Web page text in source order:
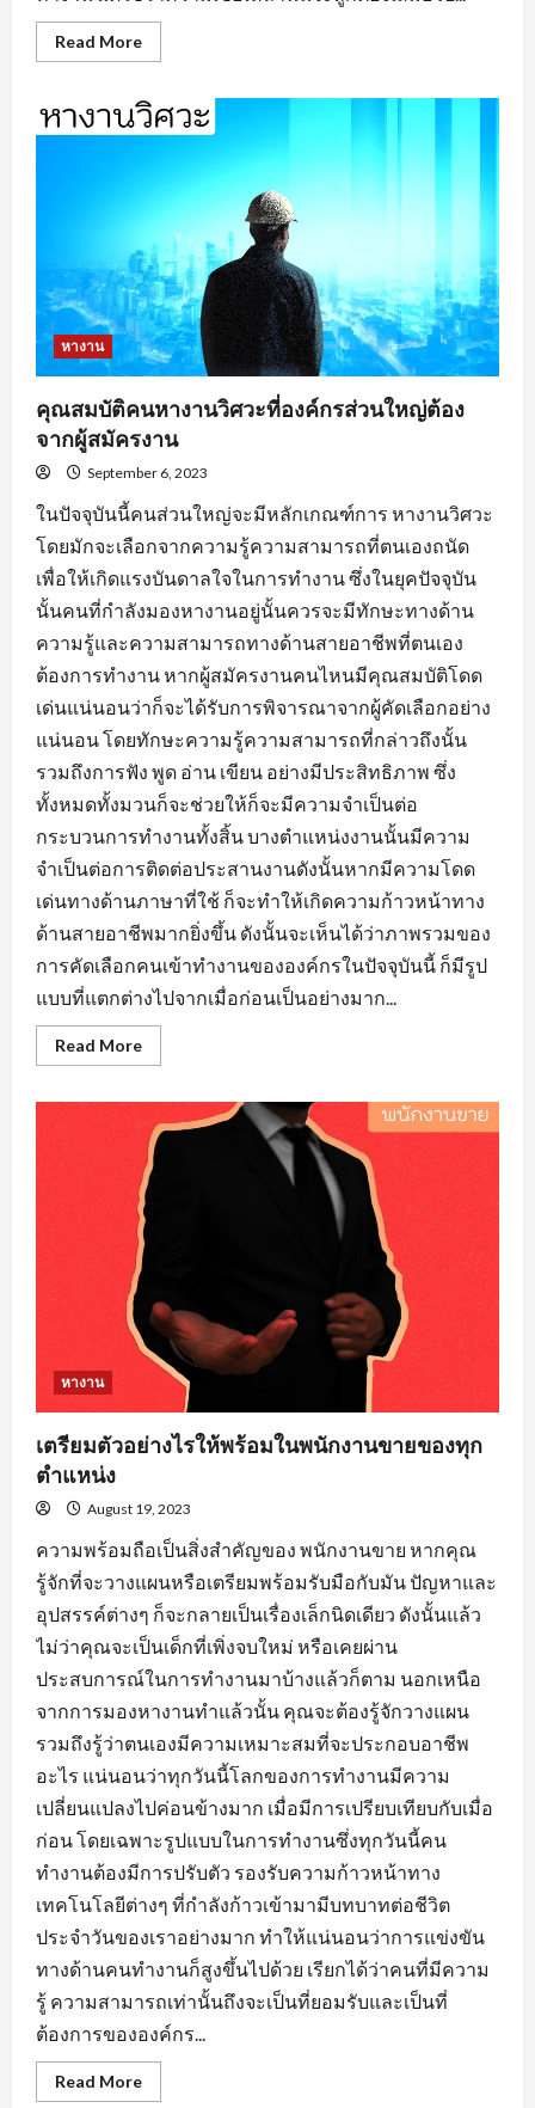
Read MoreRead
more
งาน
อยุธยา
ตาม
หางาน
คุณสมบัติคนหางานวิศวะที่องค์กรส่วนใหญ่ต้อง
จากผู้สมัครงาน
September 6, 2023
ในปัจจุบันนี้คนส่วนใหญ่จะมีหลักเกณฑ์การ หางานวิศวะ
โดยมักจะเลือกจากความรู้ความสามารถที่ตนเองถนัด
เพื่อให้เกิดแรงบันดาลใจในการทำงาน ซึ่งในยุคปัจจุบัน
นั้นคนที่กำลังมองหางานอยู่นั้นควรจะมีทักษะทางด้าน
ความรู้และความสามารถทางด้านสายอาชีพที่ตนเอง
ต้องการทำงาน หากผู้สมัครงานคนไหนมีคุณสมบัติโดด
เด่นแน่นอนว่าก็จะได้รับการพิจารณาจากผู้คัดเลือกอย่าง
แน่นอน โดยทักษะความรู้ความสามารถที่กล่าวถึงนั้น
รวมถึงการฟัง พูด อ่าน เขียน อย่างมีประสิทธิภาพ ซึ่ง
ทั้งหมดทั้งมวนก็จะช่วยให้ก็จะมีความจำเป็นต่อ
กระบวนการทำงานทั้งสิ้น บางตำแหน่งงานนั้นมีความ
จำเป็นต่อการติดต่อประสานงานดังนั้นหากมีความโดด
เด่นทางด้านภาษาที่ใช้ ก็จะทำให้เกิดความก้าวหน้าทาง
ด้านสายอาชีพมากยิ่งขึ้น ดังนั้นจะเห็นได้ว่าภาพรวมของ
การคัดเลือกคนเข้าทำงานขององค์กรในปัจจุบันนี้ ก็มีรูป
แบบที่แตกต่างไปจากเมื่อก่อนเป็นอย่างมาก...
Read MoreRead
more
หา
งาน
วิศวะ
ที่
องค์กร
ส่วน
ใหญ่
ต้อง
จาก
ผู้
งาน
หางาน
เตรียมตัวอย่างไรให้พร้อมในพนักงานขายของทุก
ตำแหน่ง
August 19, 2023
ความพร้อมถือเป็นสิ่งสำคัญของ พนักงานขาย หากคุณ
รู้จักที่จะวางแผนหรือเตรียมพร้อมรับมือกับมัน ปัญหาและ
อุปสรรค์ต่างๆ ก็จะกลายเป็นเรื่องเล็กนิดเดียว ดังนั้นแล้ว
ไม่ว่าคุณจะเป็นเด็กที่เพิ่งจบใหม่ หรือเคยผ่าน
ประสบการณ์ในการทำงานมาบ้างแล้วก็ตาม นอกเหนือ
จากการมองหางานทำแล้วนั้น คุณจะต้องรู้จักวางแผน
รวมถึงรู้ว่าตนเองมีความเหมาะสมที่จะประกอบอาชีพ
อะไร แน่นอนว่าทุกวันนี้โลกของการทำงานมีความ
เปลี่ยนแปลงไปค่อนข้างมาก เมื่อมีการเปรียบเทียบกับเมื่อ
ก่อน โดยเฉพาะรูปแบบในการทำงานซึ่งทุกวันนี้คน
ทำงานต้องมีการปรับตัว รองรับความก้าวหน้าทาง
เทคโนโลยีต่างๆ ที่กำลังก้าวเข้ามามีบทบาทต่อชีวิต
ประจำวันของเราอย่างมาก ทำให้แน่นอนว่าการแข่งขัน
ทางด้านคนทำงานก็สูงขึ้นไปด้วย เรียกได้ว่าคนที่มีความ
รู้ ความสามารถเท่านั้นถึงจะเป็นที่ยอมรับและเป็นที่
ต้องการขององค์กร...
Read MoreRead
more